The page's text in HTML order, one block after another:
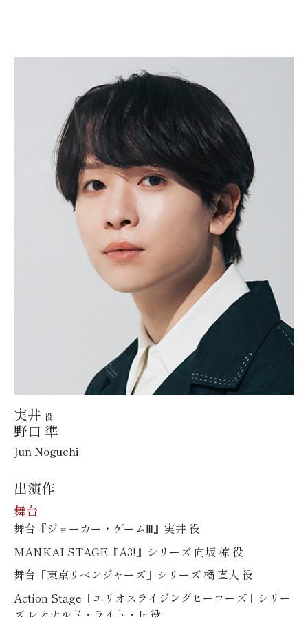
実井 役
野口 準
Jun Noguchi
出演作
舞台
舞台『ジョーカー・ゲームⅢ』実井 役
MANKAI STAGE『A3!』シリーズ 向坂 椋 役
舞台「東京リベンジャーズ」シリーズ 橘 直人 役
Action Stage「エリオスライジングヒーローズ」シリー